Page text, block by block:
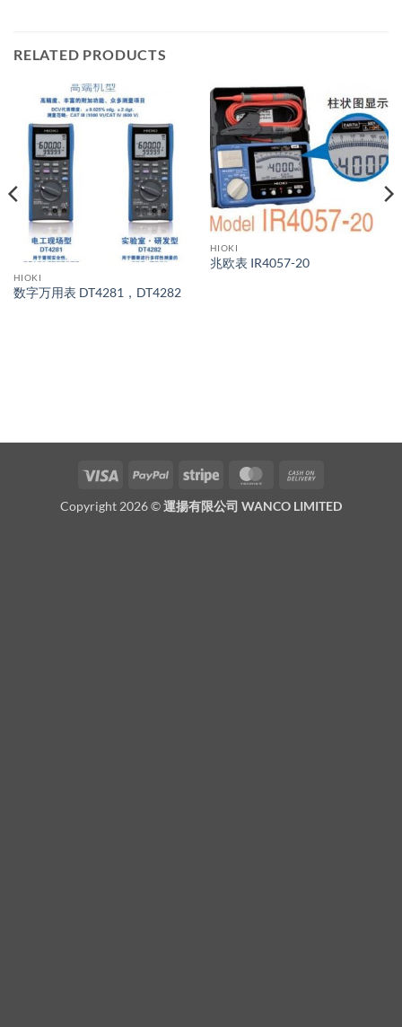
RELATED PRODUCTS
HIOKI
数字万用表 DT4281，DT4282
HIOKI
兆欧表 IR4057-20
Visa PayPal Stripe MasterCard
Delivery
Copyright 2026 ©運揚有限公司 WANCO LIMITED